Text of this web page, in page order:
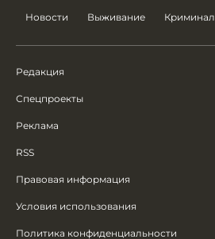
Новости Выживание Криминал
Редакция
Спецпроекты
Реклама
RSS
Правовая информация
Условия использования
Политика конфиденциальности